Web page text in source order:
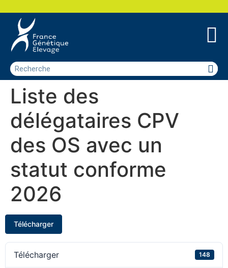
Liste des
délégataires CPV
des OS avec un
statut conforme
2026
Télécharger
Télécharger 148